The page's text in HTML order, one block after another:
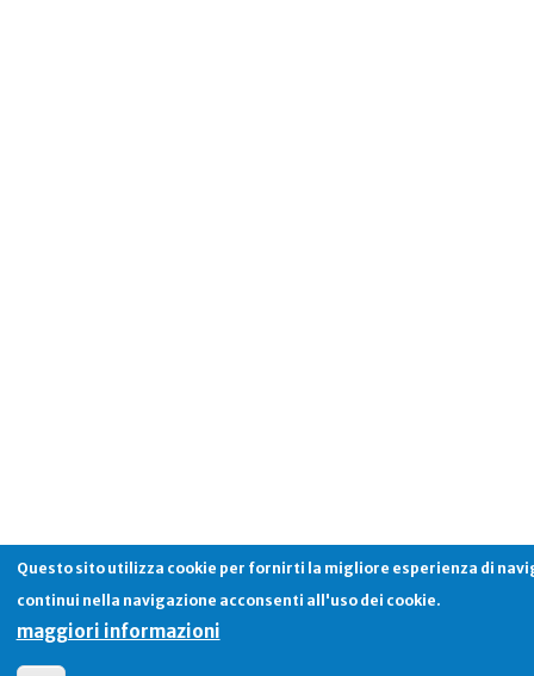
Questo sito utilizza cookie per fornirti la migliore esperienza di
continui nella navigazione acconsenti all'uso dei cookie.
maggiori informazioni